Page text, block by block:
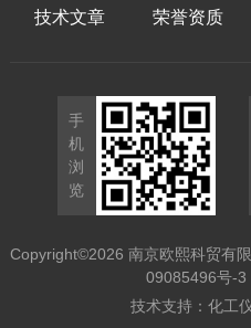
技术文章 荣誉资质
手
机
浏
览
Copyright©2026 南京欧熙科贸有
09085496号-3
技术支持： 化工